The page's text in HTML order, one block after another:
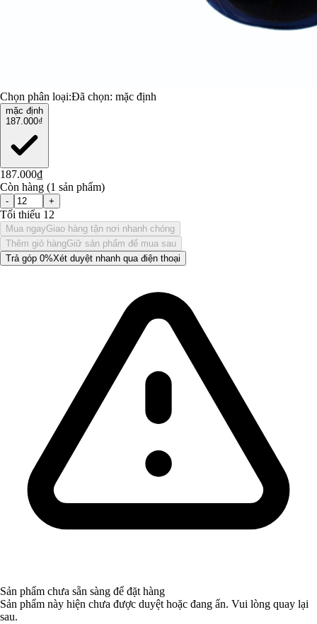
Chọn phân loại:Đã chọn: mặc định
mặc định
187.000₫
187.000₫
Còn hàng (1 sản phẩm)
- +
Tối thiểu 12
Mua ngayGiao hàng tận nơi nhanh chóng
Thêm giỏ hàngGiữ sản phẩm để mua sau
Trả góp 0%Xét duyệt nhanh qua điện thoại
Sản phẩm chưa sẵn sàng để đặt hàng
Sản phẩm này hiện chưa được duyệt hoặc đang ẩn. Vui lòng quay lại
sau.